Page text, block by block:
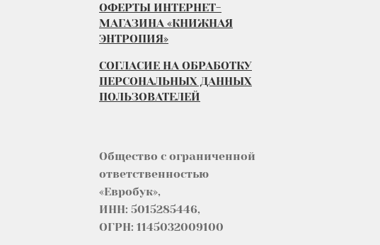
ОФЕРТЫ ИНТЕРНЕТ-
МАГАЗИНА «КНИЖНАЯ
ЭНТРОПИЯ»
СОГЛАСИЕ НА ОБРАБОТКУ
ПЕРСОНАЛЬНЫХ ДАННЫХ
ПОЛЬЗОВАТЕЛЕЙ
Общество с ограниченной
ответственностью
«Евробук»,
ИНН: 5015285446,
ОГРН: 1145032009100